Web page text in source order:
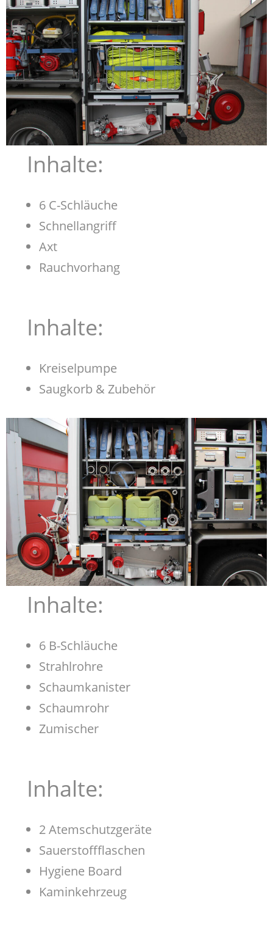
Inhalte:
6 C-Schläuche
Schnellangriff
Axt
Rauchvorhang
Inhalte:
Kreiselpumpe
Saugkorb & Zubehör
Inhalte:
6 B-Schläuche
Strahlrohre
Schaumkanister
Schaumrohr
Zumischer
Inhalte:
2 Atemschutzgeräte
Sauerstoffflaschen
Hygiene Board
Kaminkehrzeug